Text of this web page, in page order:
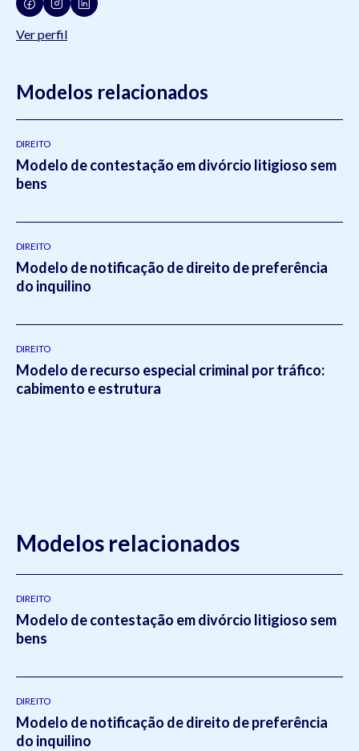
Ver perfil
Modelos relacionados
DIREITO
Modelo de contestação em divórcio litigioso sem
bens
DIREITO
Modelo de notificação de direito de preferência
do inquilino
DIREITO
Modelo de recurso especial criminal por tráfico:
cabimento e estrutura
Modelos relacionados
DIREITO
Modelo de contestação em divórcio litigioso sem
bens
DIREITO
Modelo de notificação de direito de preferência
do inquilino